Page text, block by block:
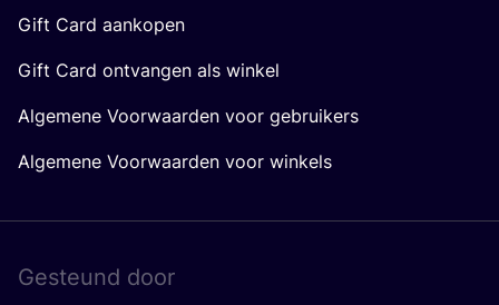
Gift Card aankopen
Gift Card ontvangen als winkel
Algemene Voorwaarden voor gebruikers
Algemene Voorwaarden voor winkels
Gesteund door